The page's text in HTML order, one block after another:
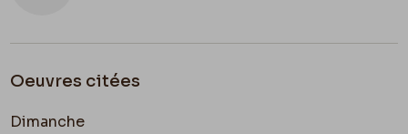
restent uniques.
Tu comprends l’importance de ces
Oeuvres citées
Dimanche